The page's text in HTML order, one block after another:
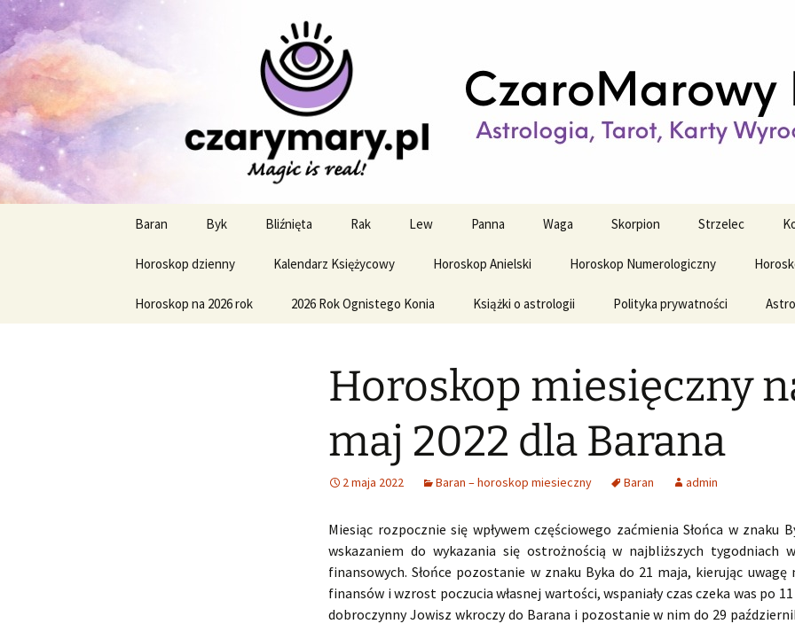
CzaroMarowy horoskop
miesięczny i tygodniowy
Profesjonalne przepowiednie astrologiczne
treści
Baran Byk Bliźnięta Rak Lew Panna Waga Skorpion Strzelec
Horoskop dzienny Kalendarz Księżycowy Horoskop Anielski Horoskop Numerologiczny
Horoskop na 2026 rok 2026 Rok Ognistego Konia Książki o astrologii Polityka prywatności
Horoskop miesięczny
maj 2022 dla Barana
2 maja 2022 Baran – horoskop miesieczny Baran admin
Miesiąc rozpocznie się wpływem częściowego zaćmienia Słońca w znaku
wskazaniem do wykazania się ostrożnością w najbliższych tygodniach
finansowych. Słońce pozostanie w znaku Byka do 21 maja, kierując uwagę
finansów i wzrost poczucia własnej wartości, wspaniały czas czeka was po
dobroczynny Jowisz wkroczy do Barana i pozostanie w nim do 29